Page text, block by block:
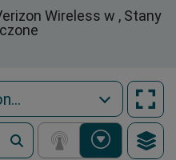
Wireless w , Stany
Verizon Wireless